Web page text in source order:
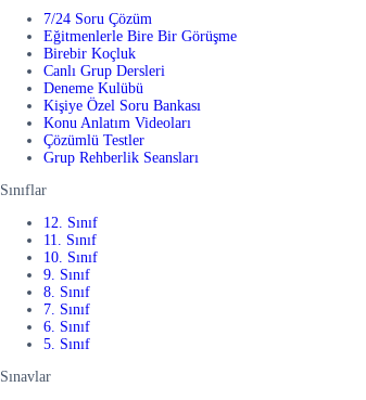
7/24 Soru Çözüm
Eğitmenlerle Bire Bir Görüşme
Birebir Koçluk
Canlı Grup Dersleri
Deneme Kulübü
Kişiye Özel Soru Bankası
Konu Anlatım Videoları
Çözümlü Testler
Grup Rehberlik Seansları
Sınıflar
12. Sınıf
11. Sınıf
10. Sınıf
9. Sınıf
8. Sınıf
7. Sınıf
6. Sınıf
5. Sınıf
Sınavlar